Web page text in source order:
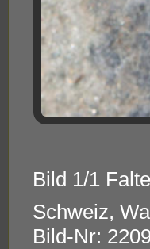
Bild 1/1
Schweiz,
Bild-Nr: